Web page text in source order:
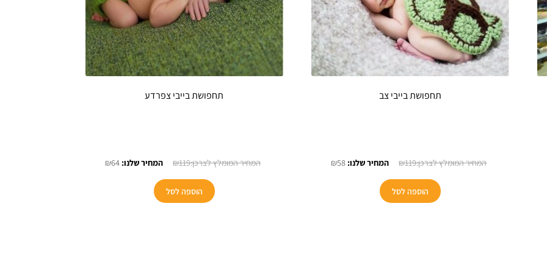
תחפושת בייבי צב
₪119
המחיר
היה:
₪119.
₪58
הוספה לסל
תחפושת בייבי צפרדע
₪119
המחיר
היה:
₪119.
₪64
הוספה לסל